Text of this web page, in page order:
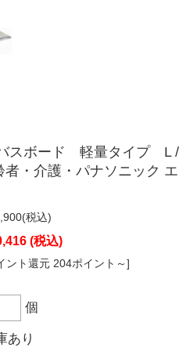
スボード 軽量タイプ L /
・介護・パナソニック エ
(税込)
(税込)
ント還元 204ポイント～]
個
あり